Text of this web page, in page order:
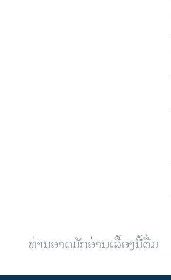
ທ່ານອາດມັກອ່ານເລື້ອງນີ້ຕື່ມ